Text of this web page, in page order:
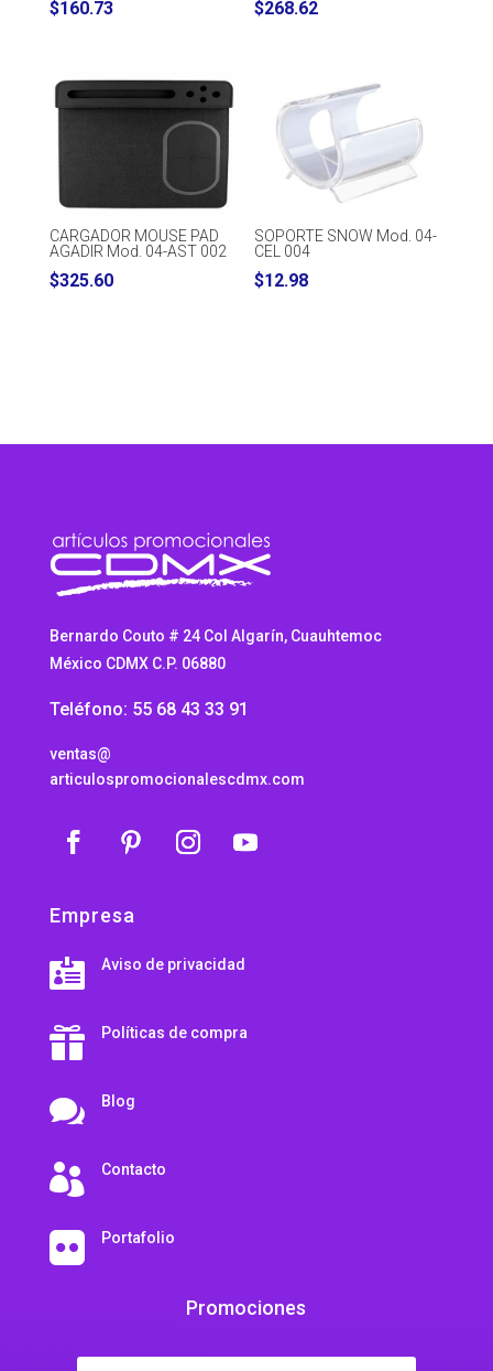
$160.73 $268.62
CARGADOR MOUSE PAD
AGADIR Mod. 04-AST 002
$325.60
SOPORTE SNOW Mod. 04-
CEL 004
$12.98
Bernardo Couto # 24 Col Algarín, Cuauhtemoc
México CDMX C.P. 06880
Teléfono: 55 68 43 33 91
ventas@
articulospromocionalescdmx.com
Empresa
 Aviso de privacidad
 Políticas de compra
 Blog
 Contacto
 Portafolio
Promociones